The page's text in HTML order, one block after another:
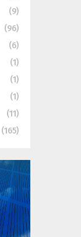
(9)
(96)
(6)
(1)
(1)
(1)
(11)
(165)